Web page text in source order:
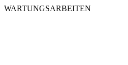
WARTUNGSARBEITEN